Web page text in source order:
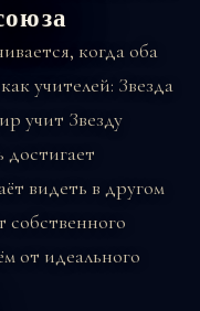
когда оба
учителей: Звезда
учит Звезду
видеть в другом
собственного
от идеального